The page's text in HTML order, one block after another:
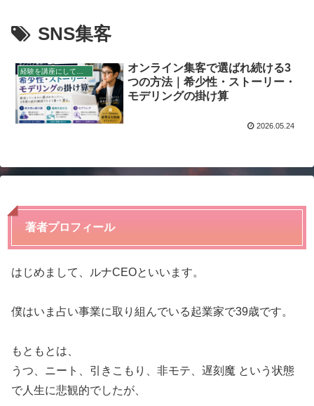
SNS集客
オンライン集客で選ばれ続ける3
つの方法｜希少性・ストーリー・
モデリングの掛け算
2026.05.24
著者プロフィール
はじめまして、ルナCEOといいます。
僕はいま占い事業に取り組んでいる起業家で39歳です。
もともとは、
うつ、ニート、引きこもり、非モテ、遅刻魔 という状態
で人生に悲観的でしたが、